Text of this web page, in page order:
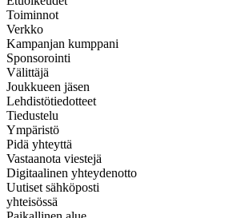
Toiminnot
Verkko
Kampanjan kumppani
Sponsorointi
Välittäjä
Joukkueen jäsen
Lehdistötiedotteet
Tiedustelu
Ympäristö
Pidä yhteyttä
Vastaanota viestejä
Digitaalinen yhteydenotto
Uutiset sähköposti
yhteisössä